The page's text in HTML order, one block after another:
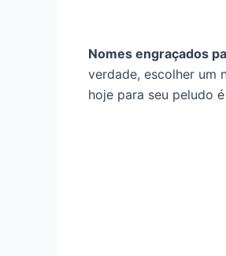
Nomes engraçados
verdade, escolher um
hoje para seu peludo